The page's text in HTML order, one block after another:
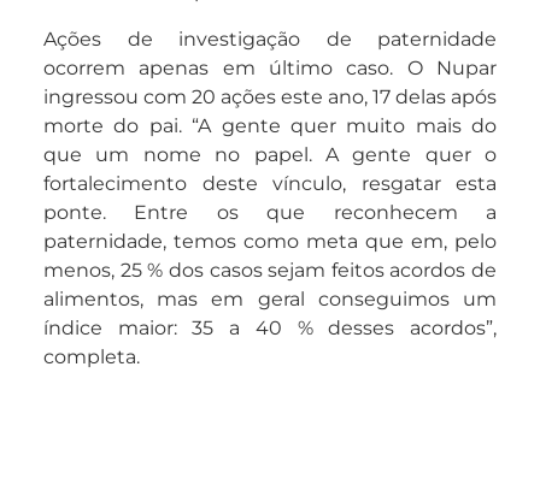
Ações de investigação de paternidade
ocorrem apenas em último caso. O Nupar
ingressou com 20 ações este ano, 17 delas após
morte do pai. “A gente quer muito mais do
que um nome no papel. A gente quer o
fortalecimento deste vínculo, resgatar esta
ponte. Entre os que reconhecem a
paternidade, temos como meta que em, pelo
menos, 25 % dos casos sejam feitos acordos de
alimentos, mas em geral conseguimos um
índice maior: 35 a 40 % desses acordos”,
completa.